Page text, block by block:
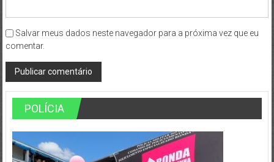
Salvar meus dados neste navegador para a próxima vez que eu
comentar.
POLÍCIA